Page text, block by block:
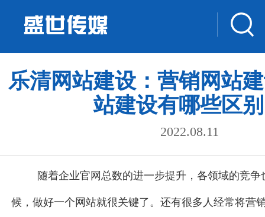
乐清网站建设：营销网站
站建设有哪些区
2022.08.11
随着企业官网总数的进一步提升，各领域的竞
候，做好一个网站就很关键了。还有很多人经常将营